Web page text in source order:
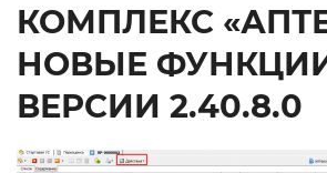
КОМПЛЕКС
НОВЫЕ
ВЕРСИИ 2.40.8.0